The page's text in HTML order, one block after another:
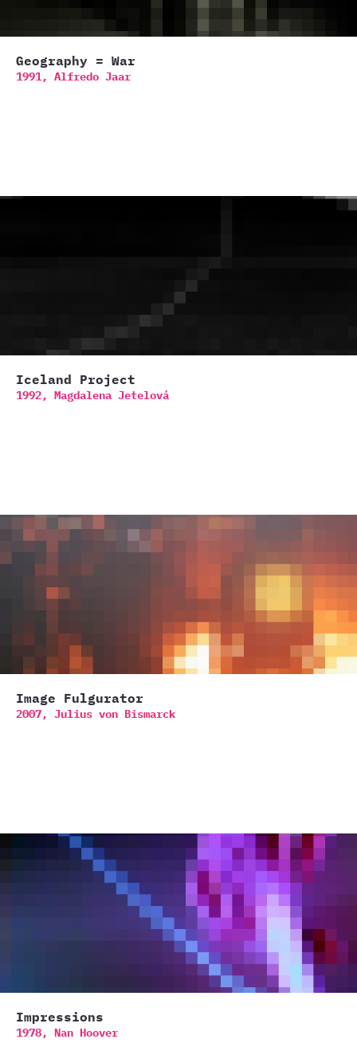
Geography = War
1991, Alfredo Jaar
Iceland Project
1992, Magdalena Jetelová
Image Fulgurator
2007, Julius von Bismarck
Impressions
1978, Nan Hoover